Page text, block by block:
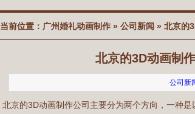
当前位置： 广州婚礼动画制作 » 公司新闻 » 北京的
北京的3D动画制
公司新
北京的3D动画制作公司主要分为两个方向，一种